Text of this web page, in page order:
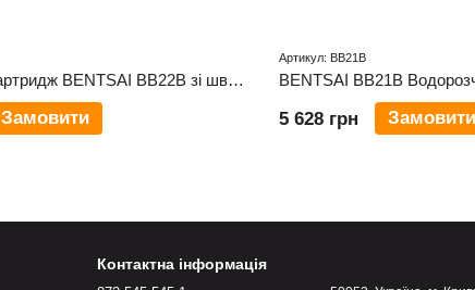
Чорнильний картридж BENTSAI BB22B зі швидковисихаючим сольвентним чорнилом (чорний)
Замовити
Артикул: BB21B
5 628 грн Замовити
Контактна інформація